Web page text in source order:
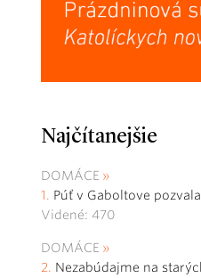
Najčítanejšie
DOMÁCE
Púť v Gaboltove
Videné: 470
DOMÁCE
Nezabúdajme na